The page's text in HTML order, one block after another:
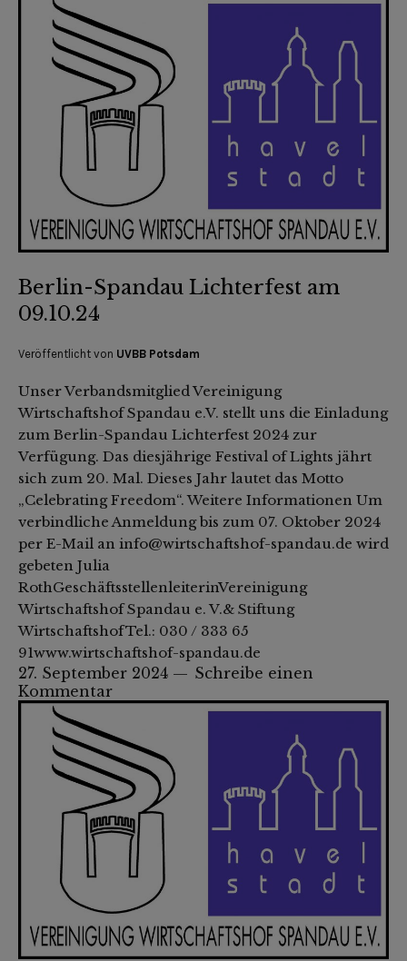
Berlin-Spandau Lichterfest am
09.10.24
Veröffentlicht von UVBB Potsdam
Unser Verbandsmitglied Vereinigung
Wirtschaftshof Spandau e.V. stellt uns die Einladung
zum Berlin-Spandau Lichterfest 2024 zur
Verfügung. Das diesjährige Festival of Lights jährt
sich zum 20. Mal. Dieses Jahr lautet das Motto
„Celebrating Freedom“. Weitere Informationen Um
verbindliche Anmeldung bis zum 07. Oktober 2024
per E-Mail an info@wirtschaftshof-spandau.de wird
gebeten Julia
RothGeschäftsstellenleiterinVereinigung
Wirtschaftshof Spandau e. V.& Stiftung
WirtschaftshofTel.: 030 / 333 65
91www.wirtschaftshof-spandau.de
27. September 2024
Schreibe einen
Kommentar